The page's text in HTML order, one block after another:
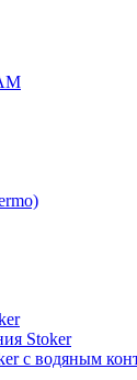
Stoker
с водяным